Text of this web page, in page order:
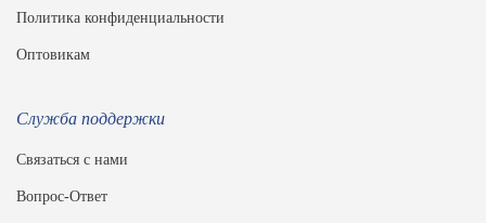
Политика конфиденциальности
Оптовикам
Служба поддержки
Связаться с нами
Вопрос-Ответ